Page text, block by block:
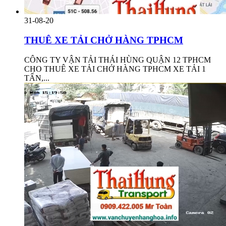
31-08-20
THUÊ XE TẢI CHỞ HÀNG TPHCM
CÔNG TY VẬN TẢI THÁI HÙNG QUẬN 12 TPHCM
CHO THUÊ XE TẢI CHỞ HÀNG TPHCM XE TẢI 1
TẤN,...